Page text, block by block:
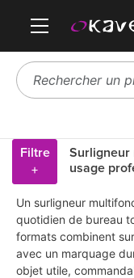
Filtre
+
Surligneur
usage
Un surligneur
quotidien de bureau
formats combinent
avec un marquage
objet utile,